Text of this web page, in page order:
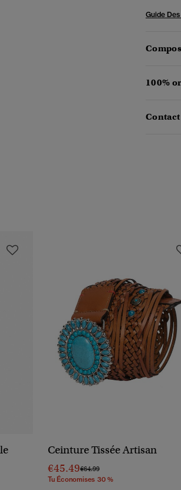
Guide
100%
Contact
Ceinture Tissée Artisan
€45.49Prix Réduit De
€64.99À
Tu Économises 30 %